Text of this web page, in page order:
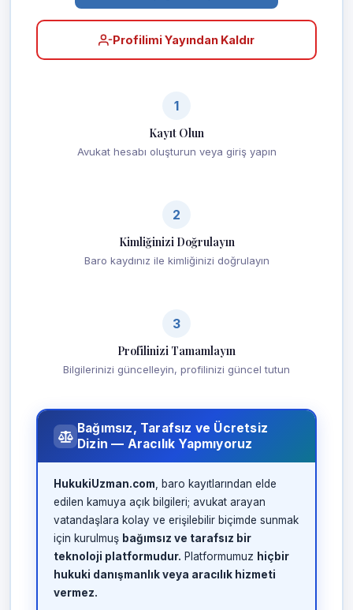
Profilimi Yayından Kaldır
1
Kayıt Olun
Avukat hesabı oluşturun veya giriş yapın
2
Kimliğinizi Doğrulayın
Baro kaydınız ile kimliğinizi doğrulayın
3
Profilinizi Tamamlayın
Bilgilerinizi güncelleyin, profilinizi güncel tutun
Bağımsız, Tarafsız ve Ücretsiz
Dizin — Aracılık Yapmıyoruz
HukukiUzman.com , baro kayıtlarından elde
edilen kamuya açık bilgileri; avukat arayan
vatandaşlara kolay ve erişilebilir biçimde sunmak
için kurulmuş bağımsız ve tarafsız bir
teknoloji platformudur. Platformumuz hiçbir
hukuki danışmanlık veya aracılık hizmeti
vermez.